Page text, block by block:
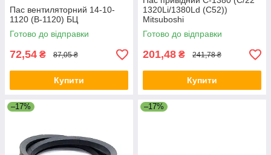
Пас вентиляторний 14-10-
1120 (B-1120) БЦ
Готово до відправки
72,54 ₴ 87,05 ₴
Купити
1320Li/1380Ld (C52))
Mitsuboshi
Готово до відправки
201,48 ₴ 241,78 ₴
Купити
–17% –17%